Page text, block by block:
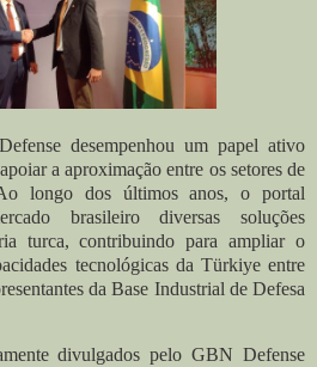
desempenhou um papel ativo
a aproximação entre os setores de
longo dos últimos anos, o portal
brasileiro diversas soluções
turca, contribuindo para ampliar o
tecnológicas da Türkiye entre
da Base Industrial de Defesa
divulgados pelo GBN Defense